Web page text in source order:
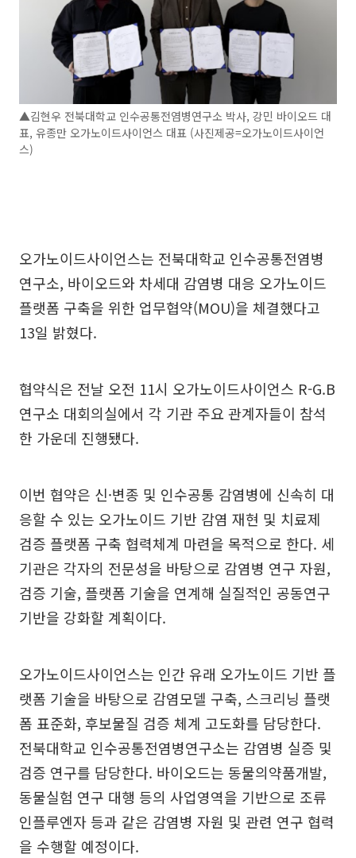
▲김현우 전북대학교 인수공통전염병연구소 박사, 강민 바이오드 대
표, 유종만 오가노이드사이언스 대표 (사진제공=오가노이드사이언
스)
오가노이드사이언스는 전북대학교 인수공통전염병
연구소, 바이오드와 차세대 감염병 대응 오가노이드
플랫폼 구축을 위한 업무협약(MOU)을 체결했다고
13일 밝혔다.
협약식은 전날 오전 11시 오가노이드사이언스 R-G.B
연구소 대회의실에서 각 기관 주요 관계자들이 참석
한 가운데 진행됐다.
이번 협약은 신·변종 및 인수공통 감염병에 신속히 대
응할 수 있는 오가노이드 기반 감염 재현 및 치료제
검증 플랫폼 구축 협력체계 마련을 목적으로 한다. 세
기관은 각자의 전문성을 바탕으로 감염병 연구 자원,
검증 기술, 플랫폼 기술을 연계해 실질적인 공동연구
기반을 강화할 계획이다.
오가노이드사이언스는 인간 유래 오가노이드 기반 플
랫폼 기술을 바탕으로 감염모델 구축, 스크리닝 플랫
폼 표준화, 후보물질 검증 체계 고도화를 담당한다.
전북대학교 인수공통전염병연구소는 감염병 실증 및
검증 연구를 담당한다. 바이오드는 동물의약품개발,
동물실험 연구 대행 등의 사업영역을 기반으로 조류
인플루엔자 등과 같은 감염병 자원 및 관련 연구 협력
을 수행할 예정이다.